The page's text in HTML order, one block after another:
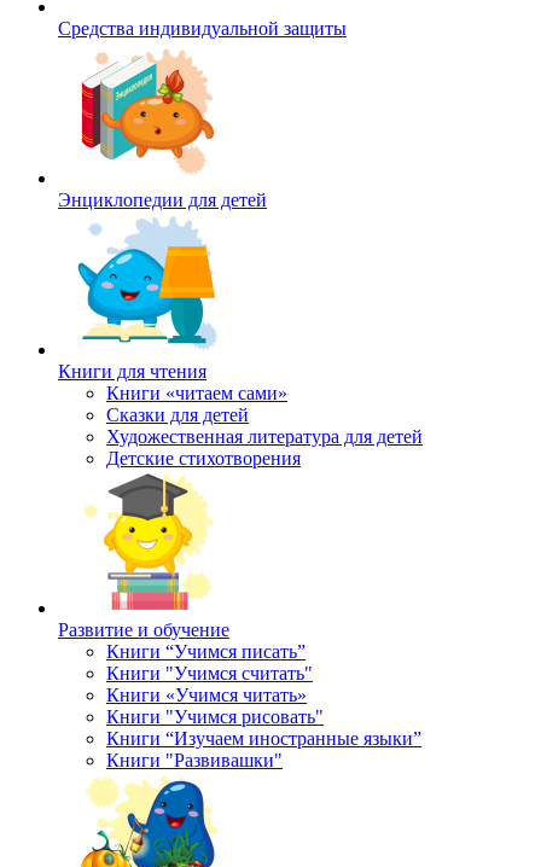
Средства индивидуальной защиты
Энциклопедии для детей
Книги для чтения
Книги «читаем сами»
Сказки для детей
Художественная литература для детей
Детские стихотворения
Развитие и обучение
Книги “Учимся писать”
Книги "Учимся считать"
Книги «Учимся читать»
Книги "Учимся рисовать"
Книги “Изучаем иностранные языки”
Книги "Развивашки"